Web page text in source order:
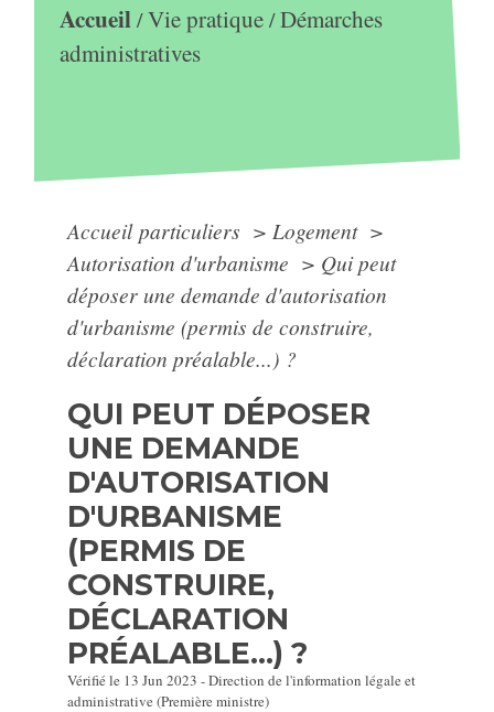
Accueil/Vie pratique/Démarches
administratives
Accueil particuliers > Logement >
Autorisation d'urbanisme > Qui peut
déposer une demande d'autorisation
d'urbanisme (permis de construire,
déclaration préalable...) ?
QUI PEUT DÉPOSER
UNE DEMANDE
D'AUTORISATION
D'URBANISME
(PERMIS DE
CONSTRUIRE,
DÉCLARATION
PRÉALABLE...) ?
Vérifié le 13 Jun 2023 - Direction de l'information légale et
administrative (Première ministre)